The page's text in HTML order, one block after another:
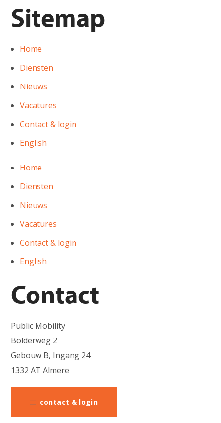
Sitemap
Home
Diensten
Nieuws
Vacatures
Contact & login
English
Home
Diensten
Nieuws
Vacatures
Contact & login
English
Contact
Public Mobility
Bolderweg 2
Gebouw B, Ingang 24
1332 AT Almere
contact & login